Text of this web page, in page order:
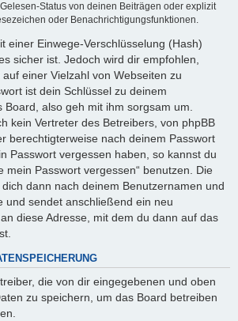
Status von deinen Beiträgen oder explizit
oder Benachrichtigungsfunktionen.
einer Einwege-Verschlüsselung (Hash)
sicher ist. Jedoch wird dir empfohlen,
einer Vielzahl von Webseiten zu
ist dein Schlüssel zu deinem
also geh mit ihm sorgsam um.
kein Vertreter des Betreibers, von phpBB
berechtigterweise nach deinem Passwort
Passwort vergessen haben, so kannst du
mein Passwort vergessen“ benutzen. Die
dann nach deinem Benutzernamen und
und sendet anschließend ein neu
diese Adresse, mit dem du dann auf das
die von dir eingegebenen und oben
zu speichern, um das Board betreiben